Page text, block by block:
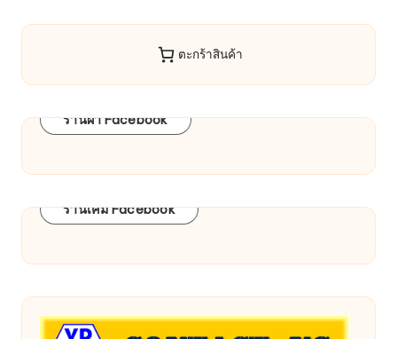
ตะกร้าสินค้า
ร้านผ้า Facebook
ร้านเคมี Facebook